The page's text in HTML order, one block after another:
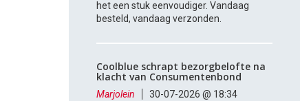
het een stuk eenvoudiger. Vandaag
besteld, vandaag verzonden.
Coolblue schrapt bezorgbelofte na
klacht van Consumentenbond
Marjolein
30-07-2026 @ 18:34